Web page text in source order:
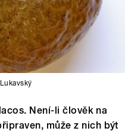
Není-li člověk na
může z nich být